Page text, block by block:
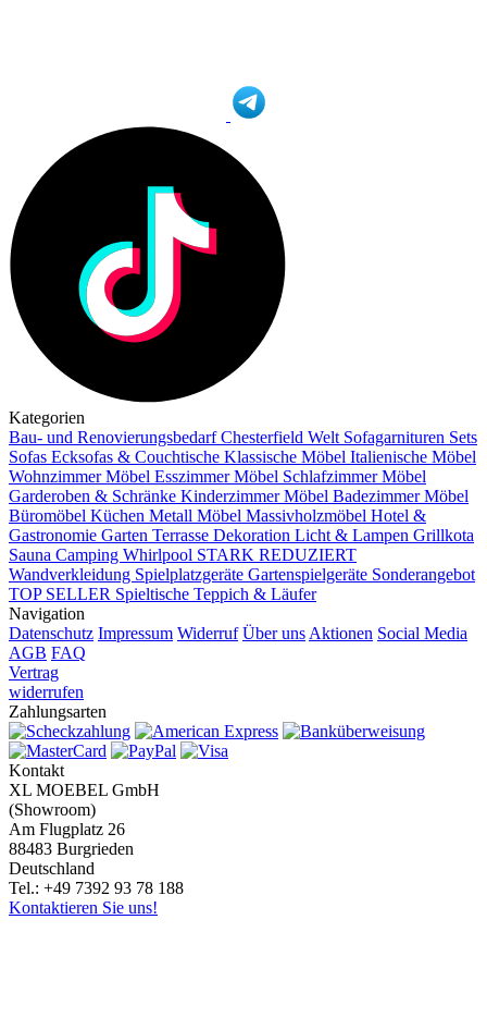
Kategorien
Bau- und RenovierungsbedarfChesterfield Welt Sofagarnituren Sets
Sofas Ecksofas & Couchtische Klassische Möbel Italienische Möbel
Wohnzimmer Möbel Esszimmer Möbel Schlafzimmer Möbel
Garderoben & Schränke Kinderzimmer Möbel Badezimmer Möbel
Büromöbel Küchen Metall Möbel Massivholzmöbel Hotel &
Gastronomie Garten Terrasse Dekoration Licht & Lampen Grillkota
Sauna Camping Whirlpool STARK REDUZIERT
Wandverkleidung Spielplatzgeräte Gartenspielgeräte Sonderangebot
TOP SELLER Spieltische Teppich & Läufer
Navigation
Datenschutz Impressum Widerruf Über uns Aktionen Social Media
AGB FAQ
Vertrag
widerrufen
Zahlungsarten
Kontakt
XL MOEBEL GmbH
(Showroom)
Am Flugplatz 26
88483 Burgrieden
Deutschland
Tel.: +49 7392 93 78 188
Kontaktieren Sie uns!